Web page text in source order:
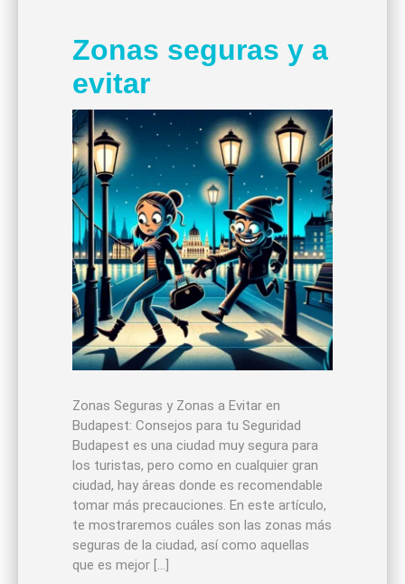
Zonas seguras y a
evitar
Zonas Seguras y Zonas a Evitar en
Budapest: Consejos para tu Seguridad
Budapest es una ciudad muy segura para
los turistas, pero como en cualquier gran
ciudad, hay áreas donde es recomendable
tomar más precauciones. En este artículo,
te mostraremos cuáles son las zonas más
seguras de la ciudad, así como aquellas
que es mejor […]